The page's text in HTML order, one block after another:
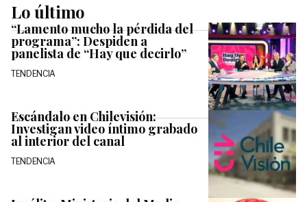
Lo último
“Lamento mucho la pérdida del
programa”: Despiden a
panelista de “Hay que decirlo”
TENDENCIA
Escándalo en Chilevisión:
Investigan video íntimo grabado
al interior del canal
TENDENCIA